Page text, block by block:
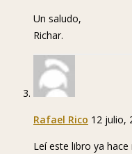
Un saludo,
Richar.
Rafael Rico 12 julio,
Leí este libro ya